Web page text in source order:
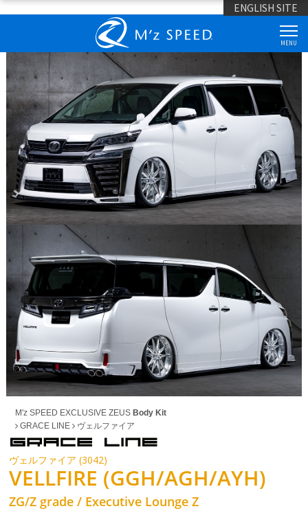
ENGLISH SITE
MENU
M'z SPEED EXCLUSIVE ZEUS Body Kit
GRACE LINE ヴェルファイア
ヴェルファイア (3042)
VELLFIRE (GGH/AGH/AYH)
ZG/Z grade / Executive Lounge Z